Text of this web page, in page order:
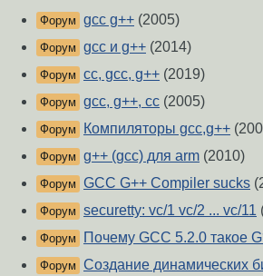
Форум gcc g++ (2005)
Форум gcc и g++ (2014)
Форум сс, gcc, g++ (2019)
Форум gcc, g++, cc (2005)
Форум Компиляторы gcc,g++
Форум g++ (gcc) для arm (2010)
Форум GCC G++ Compiler sucks
Форум securetty: vc/1 vc/2 ... vc/11
Форум Почему GCC 5.2.0 такое
Форум Создание динамических